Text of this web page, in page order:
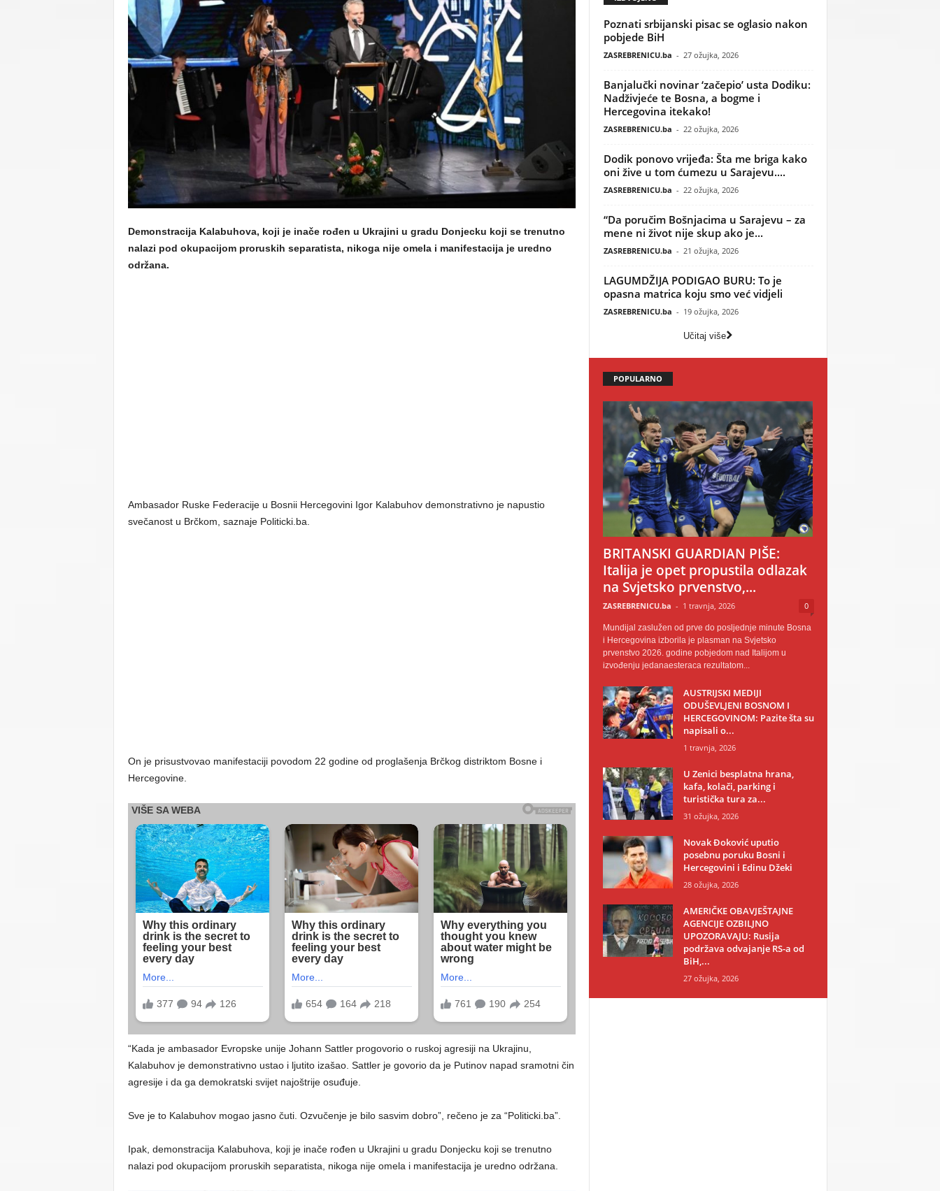
C
U
Demonstracija Kalabuhova, koji je inače rođen u Ukrajini u gradu Donjecku koji se trenutno
nalazi pod okupacijom proruskih separatista, nikoga nije omela i manifestacija je uredno
održana.
Ambasador Ruske Federacije u Bosnii Hercegovini Igor Kalabuhov demonstrativno je napustio
svečanost u Brčkom, saznaje Politicki.ba.
On je prisustvovao manifestaciji povodom 22 godine od proglašenja Brčkog distriktom Bosne i
Hercegovine.
“Kada je ambasador Evropske unije Johann Sattler progovorio o ruskoj agresiji na Ukrajinu,
Kalabuhov je demonstrativno ustao i ljutito izašao. Sattler je govorio da je Putinov napad sramotni čin
agresije i da ga demokratski svijet najoštrije osuđuje.
Sve je to Kalabuhov mogao jasno čuti. Ozvučenje je bilo sasvim dobro”, rečeno je za “Politicki.ba”.
Ipak, demonstracija Kalabuhova, koji je inače rođen u Ukrajini u gradu Donjecku koji se trenutno
nalazi pod okupacijom proruskih separatista, nikoga nije omela i manifestacija je uredno održana.
Poznati srbijanski pisac se oglasio nakon
pobjede BiH
ZASREBRENICU.ba - 27 ožujka, 2026
Banjalučki novinar ‘začepio’ usta Dodiku:
Nadživjeće te Bosna, a bogme i
Hercegovina itekako!
ZASREBRENICU.ba - 22 ožujka, 2026
Dodik ponovo vrijeđa: Šta me briga kako
oni žive u tom ćumezu u Sarajevu....
ZASREBRENICU.ba - 22 ožujka, 2026
“Da poručim Bošnjacima u Sarajevu – za
mene ni život nije skup ako je...
ZASREBRENICU.ba - 21 ožujka, 2026
LAGUMDŽIJA PODIGAO BURU: To je
opasna matrica koju smo već vidjeli
ZASREBRENICU.ba - 19 ožujka, 2026
Učitaj više
POPULARNO
BRITANSKI GUARDIAN PIŠE:
Italija je opet propustila odlazak
na Svjetsko prvenstvo,...
ZASREBRENICU.ba - 1 travnja, 2026 0
Mundijal zaslužen od prve do posljednje minute Bosna
i Hercegovina izborila je plasman na Svjetsko
prvenstvo 2026. godine pobjedom nad Italijom u
izvođenju jedanaesteraca rezultatom...
AUSTRIJSKI MEDIJI
ODUŠEVLJENI BOSNOM I
HERCEGOVINOM: Pazite šta su
napisali o...
1 travnja, 2026
U Zenici besplatna hrana,
kafa, kolači, parking i
turistička tura za...
31 ožujka, 2026
Novak Đoković uputio
posebnu poruku Bosni i
Hercegovini i Edinu Džeki
28 ožujka, 2026
AMERIČKE OBAVJEŠTAJNE
AGENCIJE OZBILJNO
UPOZORAVAJU: Rusija
podržava odvajanje RS-a od
BiH,...
27 ožujka, 2026